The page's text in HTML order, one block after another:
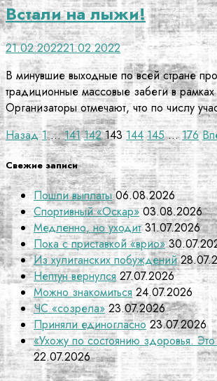
Встали на лыжи!
21.02.202221.02.2022
В минувшие выходные по всей стране
традиционные массовые забеги в
Организаторы отмечают, что по числу
Пагинация
записей
Назад 1 … 141 142 143 144 145 … 176
Свежие записи
Пошли выплаты 06.08.2026
Спортивный «Оскар» 03.08.2026
Медленно, но уходит 31.07.2026
Пока с приставкой «врио»
Из хулиганских побуждений
Нептун вернулся 27.07.2026
Можно знакомиться 24.07.2026
ЧС «созрела» 23.07.2026
Приняли единогласно 23.07.2026
«Ухожу по состоянию здоровья.
22.07.2026